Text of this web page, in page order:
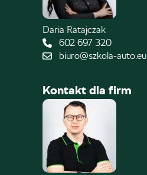
Daria Ratajczak
602 697 320
biuro@szkola-auto.eu
Kontakt dla firm